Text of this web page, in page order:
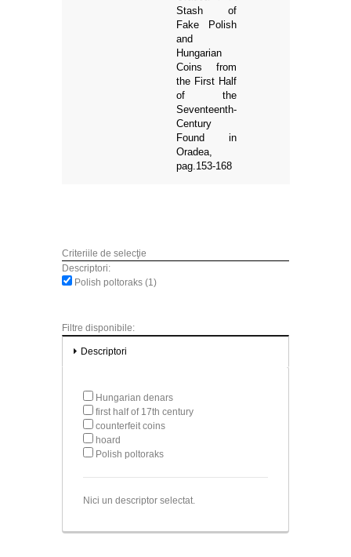
Stash of
Fake Polish
and
Hungarian
Coins from
the First Half
of the
Seventeenth-
Century
Found in
Oradea,
pag.153-168
Criteriile de selecţie
Descriptori:
Polish poltoraks (1)
Filtre disponibile:
Descriptori
Hungarian denars
first half of 17th century
counterfeit coins
hoard
Polish poltoraks
Nici un descriptor selectat.